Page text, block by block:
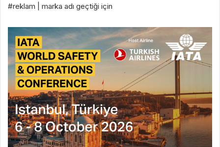
#reklam | marka adı geçtiği için